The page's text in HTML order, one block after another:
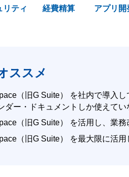
リティ 経費精算 アプリ開
ススメ
（旧G Suite） を社内で導入し
ダー・ドキュメントしか使えてい
（旧G Suite） を活用し、業務
（旧G Suite） を最大限に活用